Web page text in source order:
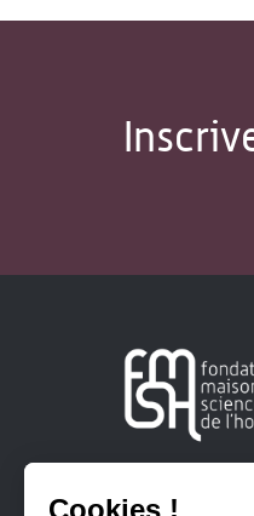
Créée en 1963,
soutient la